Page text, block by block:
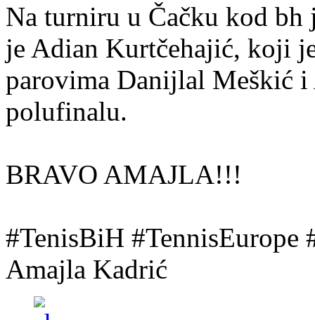
Na turniru u Čačku kod
je Adian Kurtčehajić, koji
parovima Danijlal Meškić
polufinalu.
BRAVO AMAJLA!!!
#TenisBiH #TennisEurope
Amajla Kadrić